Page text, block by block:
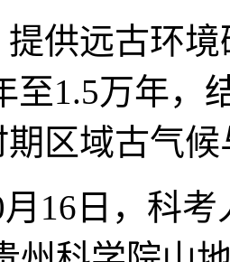
远古环境
至1.5万年，
区域古气
月16日，科